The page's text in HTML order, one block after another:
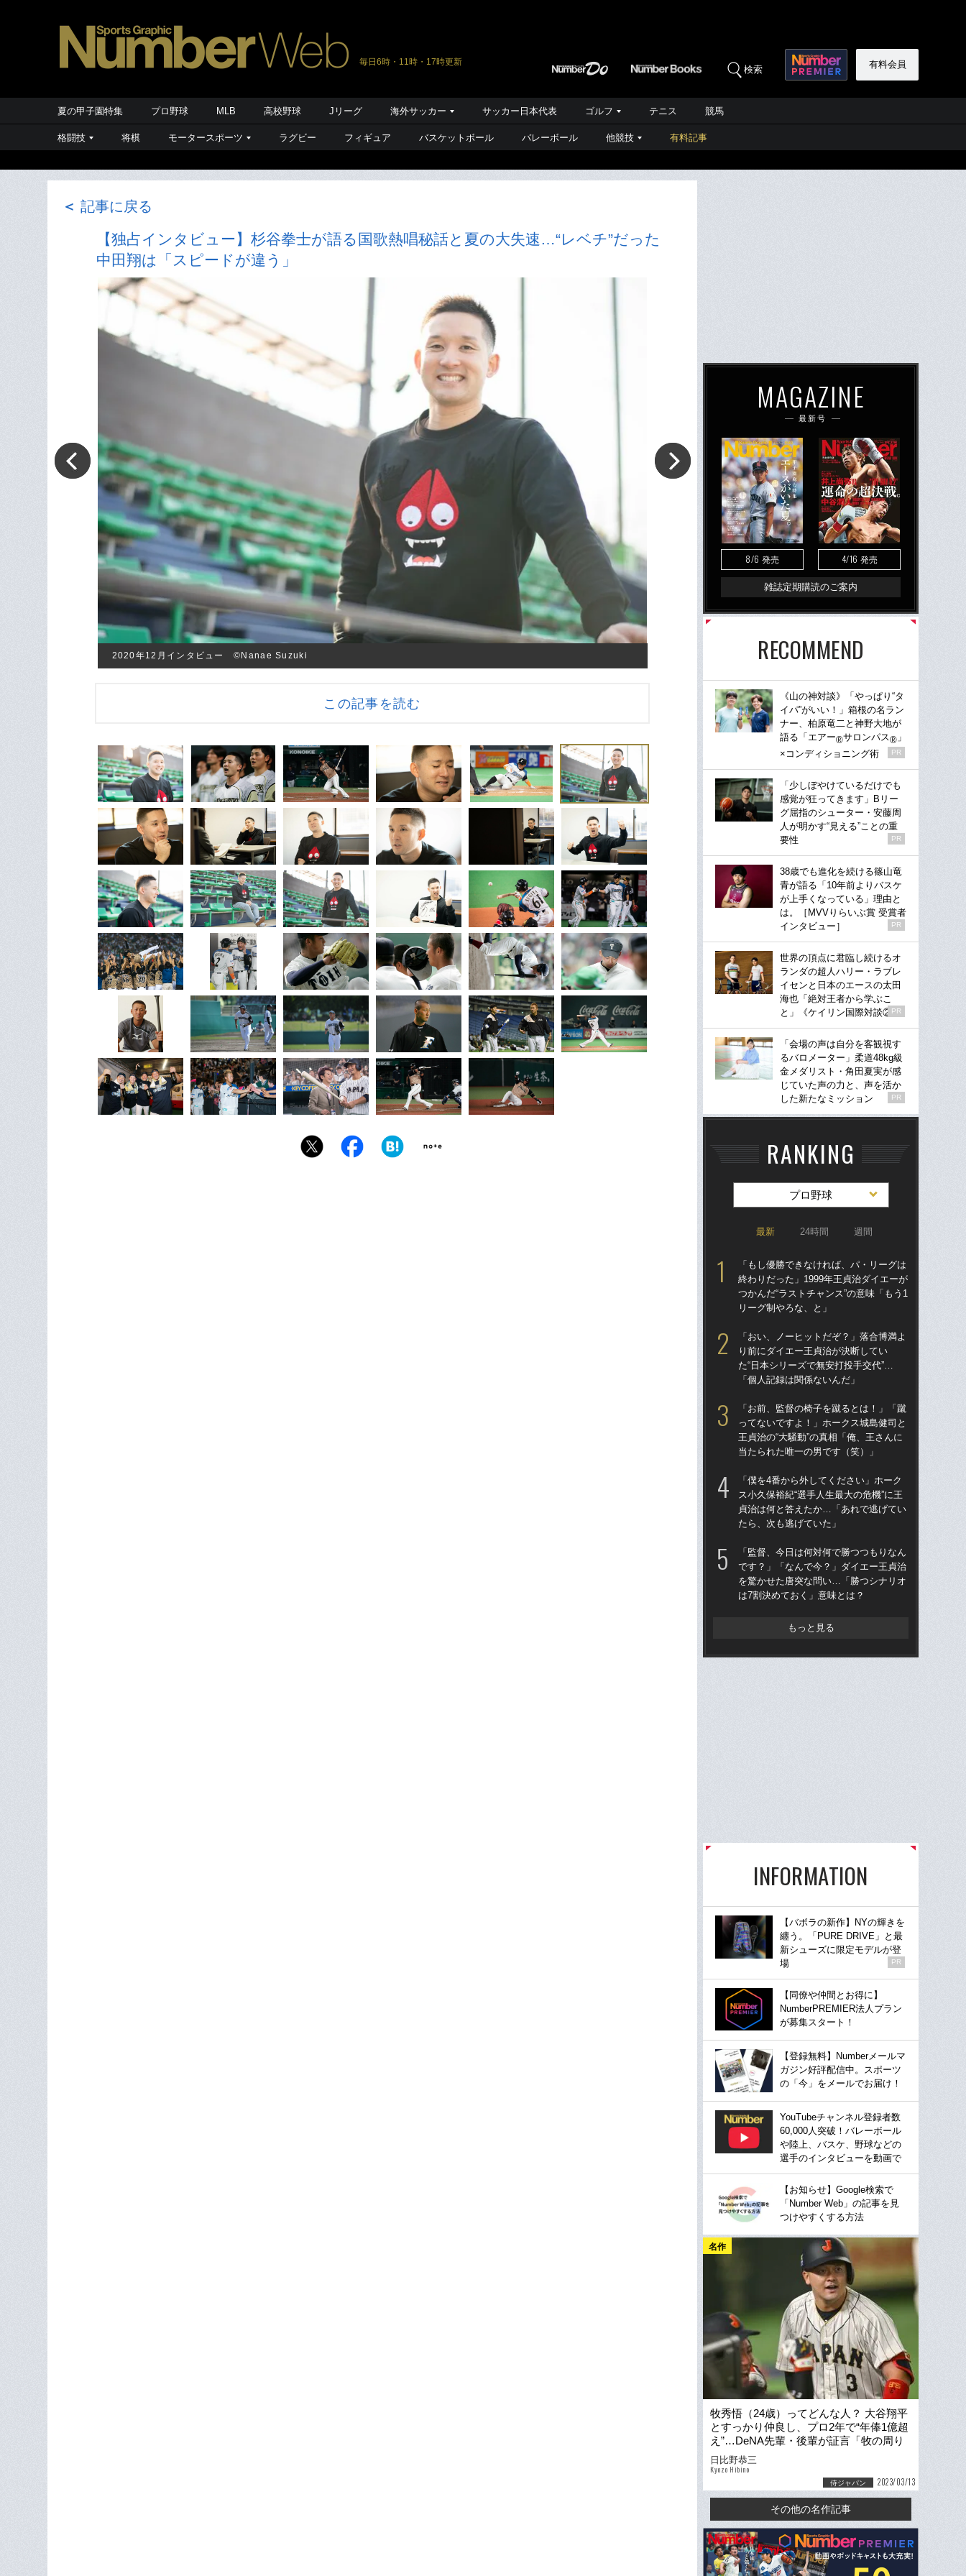
毎日6時・11時・17時更新
検索 有料会員
夏の甲子園特集 プロ野球 MLB 高校野球 Jリーグ 海外サッカー サッカー日本代表 ゴルフ テニス 競馬
格闘技 将棋 モータースポーツ ラグビー フィギュア バスケットボール バレーボール 他競技 有料記事
＜ 記事に戻る
【独占インタビュー】杉谷拳士が語る国歌熱唱秘話と夏の大失速…“レベチ”だった
中田翔は「スピードが違う」
2020年12月インタビュー ©︎Nanae Suzuki
この記事を読む
MAGAZINE
最新号
8/6 発売 4/16 発売
雑誌定期購読のご案内
RECOMMEND
《山の神対談》「やっぱり“タ
イパ”がいい！」箱根の名ラン
ナー、柏原竜二と神野大地が
語る「エアー®サロンパス® 」
×コンディショニング術
PR
「少しぼやけているだけでも
感覚が狂ってきます」Bリー
グ屈指のシューター・安藤周
人が明かす“見える”ことの重
要性
PR
38歳でも進化を続ける篠山竜
青が語る「10年前よりバスケ
が上手くなっている」理由と
は。［MVVりらいぶ賞 受賞者
インタビュー］
PR
世界の頂点に君臨し続けるオ
ランダの超人ハリー・ラブレ
イセンと日本のエースの太田
海也「絶対王者から学ぶこ
と」《ケイリン国際対談②》
PR
「会場の声は自分を客観視す
るバロメーター」柔道48kg級
金メダリスト・角田夏実が感
じていた声の力と、声を活か
した新たなミッション
PR
RANKING
プロ野球
最新 24時間 週間
「もし優勝できなければ、パ・リーグは
終わりだった」1999年王貞治ダイエーが
つかんだ“ラストチャンス”の意味「もう1
リーグ制やろな、と」
「おい、ノーヒットだぞ？」落合博満よ
り前にダイエー王貞治が決断してい
た“日本シリーズで無安打投手交代”…
「個人記録は関係ないんだ」
「お前、監督の椅子を蹴るとは！」「蹴
ってないですよ！」ホークス城島健司と
王貞治の“大騒動”の真相「俺、王さんに
当たられた唯一の男です（笑）」
「僕を4番から外してください」ホーク
ス小久保裕紀“選手人生最大の危機”に王
貞治は何と答えたか…「あれで逃げてい
たら、次も逃げていた」
「監督、今日は何対何で勝つつもりなん
です？」「なんで今？」ダイエー王貞治
を驚かせた唐突な問い…「勝つシナリオ
は7割決めておく」意味とは？
もっと見る
INFORMATION
【バボラの新作】NYの輝きを
纏う。「PURE DRIVE」と最
新シューズに限定モデルが登
場
PR
【同僚や仲間とお得に】
NumberPREMIER法人プラン
が募集スタート！
【登録無料】Numberメールマ
ガジン好評配信中。スポーツ
の「今」をメールでお届け！
YouTubeチャンネル登録者数
60,000人突破！バレーボール
や陸上、バスケ、野球などの
選手のインタビューを動画で
【お知らせ】Google検索で
「Number Web」の記事を見
つけやすくする方法
名作
牧秀悟（24歳）ってどんな人？ 大谷翔平
とすっかり仲良し、プロ2年で“年俸1億超
え”…DeNA先輩・後輩が証言「牧の周り
には必ず人が集まる」
日比野恭三
Kyozo Hibino
侍ジャパン 2023/03/13
その他の名作記事